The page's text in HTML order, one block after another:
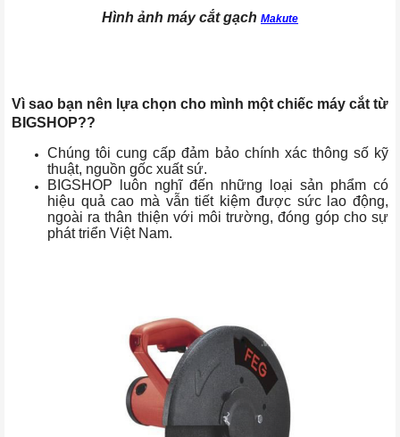
Hình ảnh máy cắt gạch Makute
Vì sao bạn nên lựa chọn cho mình một chiếc máy cắt từ
BIGSHOP??
Chúng tôi cung cấp đảm bảo chính xác thông số kỹ
thuật, nguồn gốc xuất sứ.
BIGSHOP luôn nghĩ đến những loại sản phẩm có
hiệu quả cao mà vẫn tiết kiệm được sức lao động,
ngoài ra thân thiện với môi trường, đóng góp cho sự
phát triển Việt Nam.